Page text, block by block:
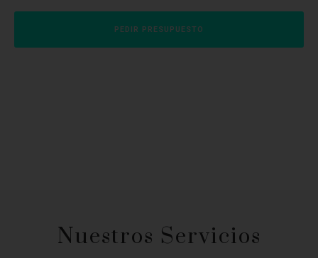
PEDIR PRESUPUESTO
Nuestros Servicios